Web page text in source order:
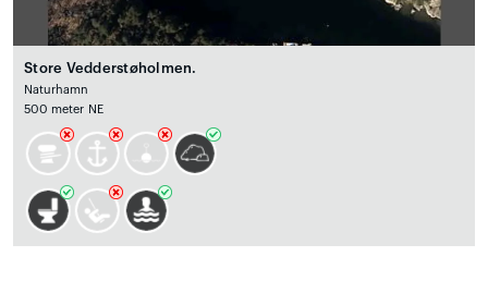
Store Vedderstøholmen.
Naturhamn
500 meter NE